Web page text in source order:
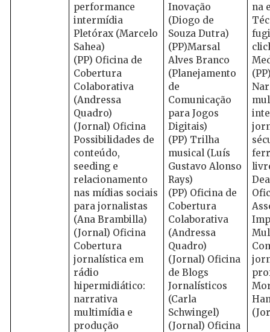
performance
intermídia
Pletórax (Marcelo
Sahea)
(PP) Oficina de
Cobertura
Colaborativa
(Andressa
Quadro)
(Jornal) Oficina
Possibilidades de
conteúdo,
seeding e
relacionamento
nas mídias sociais
para jornalistas
(Ana Brambilla)
(Jornal) Oficina
Cobertura
jornalística em
rádio
hipermidiático:
narrativa
multimídia e
produção
Inovação
(Diogo de
Souza Dutra)
(PP)Marsal
Alves Branco
(Planejamento
de
Comunicação
para Jogos
Digitais)
(PP) Trilha
musical (Luís
Gustavo Alonso
Rays)
(PP) Oficina de
Cobertura
Colaborativa
(Andressa
Quadro)
(Jornal) Oficina
de Blogs
Jornalísticos
(Carla
Schwingel)
(Jornal) Oficina
na